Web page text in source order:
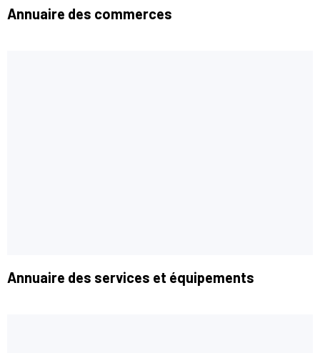
Annuaire des commerces
Annuaire des services et équipements